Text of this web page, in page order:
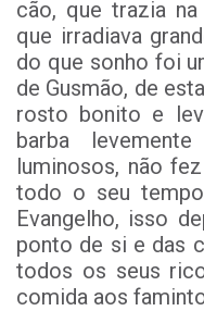
cão, que trazia
que irradiava
do que sonho foi
de Gusmão, de
rosto bonito e
barba
luminosos, não
todo o seu
Evangelho, isso
ponto de si e das
todos os seus
comida aos